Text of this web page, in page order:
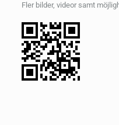
Fler bilder, videor samt